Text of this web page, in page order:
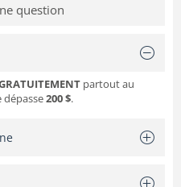
question
partout au
200 $.